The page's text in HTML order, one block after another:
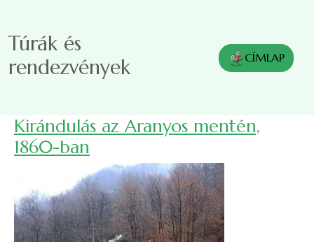
Túrák és
rendezvények
CÍMLAP
Kirándulás az Aranyos mentén,
1860-ban